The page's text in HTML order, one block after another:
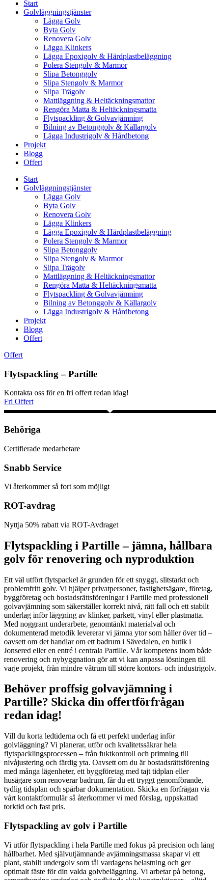
Start
Golvläggningstjänster
Lägga Golv
Byta Golv
Renovera Golv
Lägga Klinkers
Lägga Epoxigolv & Härdplastbeläggning
Polera Stengolv & Marmor
Slipa Betonggolv
Slipa Stengolv & Marmor
Slipa Trägolv
Mattläggning & Heltäckningsmattor
Rengöra Matta & Heltäckningsmatta
Flytspackling & Golvavjämning
Bilning av Betonggolv & Källargolv
Lägga Industrigolv & Hårdbetong
Projekt
Blogg
Offert
Start
Golvläggningstjänster
Lägga Golv
Byta Golv
Renovera Golv
Lägga Klinkers
Lägga Epoxigolv & Härdplastbeläggning
Polera Stengolv & Marmor
Slipa Betonggolv
Slipa Stengolv & Marmor
Slipa Trägolv
Mattläggning & Heltäckningsmattor
Rengöra Matta & Heltäckningsmatta
Flytspackling & Golvavjämning
Bilning av Betonggolv & Källargolv
Lägga Industrigolv & Hårdbetong
Projekt
Blogg
Offert
Offert
Flytspackling – Partille
Kontakta oss för en fri offert redan idag!
Fri Offert
Behöriga
Certifierade medarbetare
Snabb Service
Vi återkommer så fort som möjligt
ROT-avdrag
Nyttja 50% rabatt via ROT-Avdraget
Flytspackling i Partille – jämna, hållbara
golv för renovering och nyproduktion
Ett väl utfört flytspackel är grunden för ett snyggt, slitstarkt och
problemfritt golv. Vi hjälper privatpersoner, fastighetsägare, företag,
byggföretag och bostadsrättsföreningar i Partille med professionell
golvavjämning som säkerställer korrekt nivå, rätt fall och ett stabilt
underlag inför läggning av klinker, parkett, vinyl eller plastmatta.
Med noggrant underarbete, genomtänkt materialval och
dokumenterad metodik levererar vi jämna ytor som håller över tid –
oavsett om det handlar om ett badrum i Sävedalen, en butik i
Jonsered eller en entré i centrala Partille. Vår kompetens inom både
renovering och nybyggnation gör att vi kan anpassa lösningen till
varje projekt, från mindre våtrum till större kontors- och industrigolv.
Behöver proffsig golvavjämning i
Partille? Skicka din offertförfrågan
redan idag!
Vill du korta ledtiderna och få ett perfekt underlag inför
golvläggning? Vi planerar, utför och kvalitetssäkrar hela
flytspacklingsprocessen – från fuktkontroll och primning till
nivåjustering och färdig yta. Oavsett om du är bostadsrättsförening
med många lägenheter, ett byggföretag med tajt tidplan eller
husägare som renoverar badrum, får du ett tryggt genomförande,
tydlig tidsplan och spårbar dokumentation. Skicka en förfrågan via
vårt kontaktformulär så återkommer vi med förslag, uppskattad
torktid och fast pris.
Flytspackling av golv i Partille
Vi utför flytspackling i hela Partille med fokus på precision och lång
hållbarhet. Med självutjämnande avjämningsmassa skapar vi ett
plant, stabilt undergolv som tål vardagens belastning och ger
optimalt fäste för din valda golvbeläggning. Vi arbetar på betong,